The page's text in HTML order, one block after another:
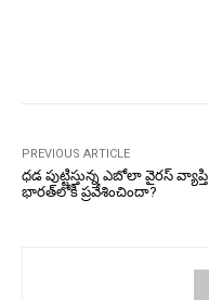
PREVIOUS ARTICLE
ధడ పుట్టిస్తున్న ఎబోలా వైరస్‌ వ్యాప్తి..
భారత్‌లోకి ప్రవేశించిందా?